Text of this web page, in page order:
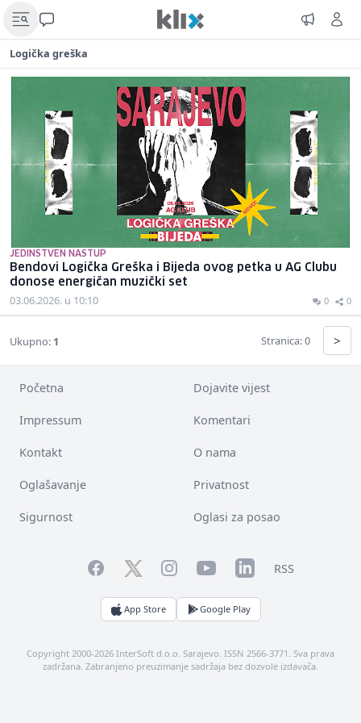
Logička greška
JEDINSTVEN NASTUP
Bendovi Logička Greška i Bijeda ovog petka u AG Clubu
donose energičan muzički set
03.06.2026. u 10:10 0 0
Ukupno: 1 Stranica: 0 >
Početna Dojavite vijest
Impressum Komentari
Kontakt O nama
Oglašavanje Privatnost
Sigurnost Oglasi za posao
FacebookTwitterInstagramYouTubeLinkedInRSS
App Store Google Play
Copyright 2000-2026 InterSoft d.o.o. Sarajevo. ISSN 2566-3771. Sva prava
zadržana. Zabranjeno preuzimanje sadržaja bez dozvole izdavača.